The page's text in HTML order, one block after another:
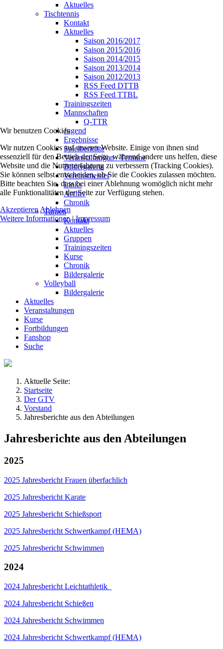
Aktuelles
Tischtennis
Kontakt
Aktuelles
Saison 2016/2017
Saison 2015/2016
Saison 2014/2015
Saison 2013/2014
Saison 2012/2013
RSS Feed DTTB
RSS Feed TTBL
Trainingszeiten
Mannschaften
Q-TTR
Jugend
Ergebnisse
Spielberichte
Veranstaltungen / Termine
Bildergalerie
Vereinsmeister
Links
Archiv
Chronik
Turnen
Kontakt
Aktuelles
Gruppen
Trainingszeiten
Kurse
Chronik
Bildergalerie
Volleyball
Bildergalerie
Aktuelles
Veranstaltungen
Kurse
Fortbildungen
Fanshop
Suche
Aktuelle Seite:
Startseite
Der GTV
Vorstand
Jahresberichte aus den Abteilungen
Jahresberichte aus den Abteilungen
2025
2025 Jahresbericht Frauen überfachlich
2025 Jahresbericht Karate
2025 Jahresbericht Schießsport
2025 Jahresbericht Schwertkampf (HEMA)
2025 Jahresbericht Schwimmen
2024
2024 Jahresbericht Leichtathletik
2024 Jahresbericht Schießen
2024 Jahresbericht Schwimmen
2024 Jahresbericht Schwertkampf (HEMA)
Wir benutzen Cookies
Wir nutzen Cookies auf unserer Website. Einige von ihnen sind
essenziell für den Betrieb der Seite, während andere uns helfen, diese
Website und die Nutzererfahrung zu verbessern (Tracking Cookies).
Sie können selbst entscheiden, ob Sie die Cookies zulassen möchten.
Bitte beachten Sie, dass bei einer Ablehnung womöglich nicht mehr
alle Funktionalitäten der Seite zur Verfügung stehen.
Akzeptieren Ablehnen
Weitere Informationen|Impressum